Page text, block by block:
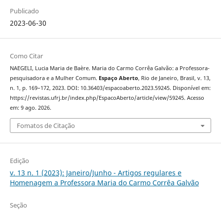
Publicado
2023-06-30
Como Citar
NAEGELI, Lucia Maria de Baère. Maria do Carmo Corrêa Galvão: a Professora-
pesquisadora e a Mulher Comum. Espaço Aberto, Rio de Janeiro, Brasil, v. 13,
n. 1, p. 169–172, 2023. DOI: 10.36403/espacoaberto.2023.59245. Disponível em:
https://revistas.ufrj.br/index.php/EspacoAberto/article/view/59245. Acesso
em: 9 ago. 2026.
Fomatos de Citação
Edição
v. 13 n. 1 (2023): Janeiro/Junho - Artigos regulares e
Homenagem a Professora Maria do Carmo Corrêa Galvão
Seção